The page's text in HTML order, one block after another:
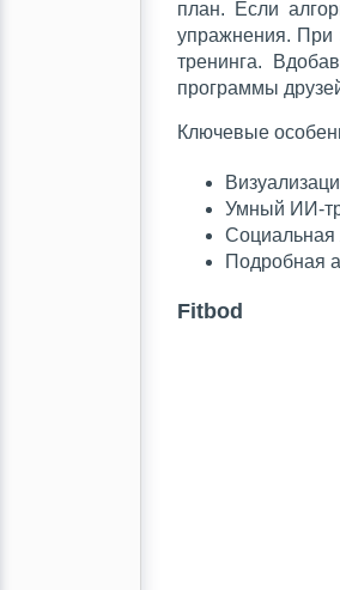
план. Если
упражнения. При
тренинга.
программы
Ключевые
Умный ИИ-
Социальная
Подробная
Fitbod